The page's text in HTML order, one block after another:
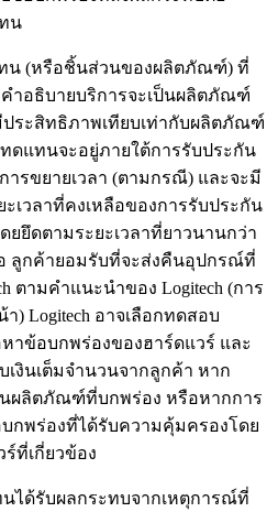
น
น (หรือชิ้นส่วนของผลิตภัณฑ์) ที่
ำอธิบายบริการจะเป็นผลิตภัณฑ์
ะสิทธิภาพเทียบเท่ากับผลิตภัณฑ์
แทนจะอยู่ภายใต้การรับประกัน
รขยายเวลา (ตามกรณี) และจะมี
เวลาที่คงเหลือของการรับประกัน
ยยึดตามระยะเวลาที่ยาวนานกว่า
ลูกค้ายอมรับที่จะส่งคืนอุปกรณ์ที่
ตามคำแนะนำของ Logitech (การ
) Logitech อาจเลือกทดสอบ
ข้อบกพร่องของฮาร์ดแวร์ และ
เงินเต็มจำนวนจากลูกค้า หาก
ผลิตภัณฑ์ที่บกพร่อง หรือหากการ
กพร่องที่ได้รับความคุ้มครองโดย
ที่เกี่ยวข้อง
ได้รับผลกระทบจากเหตุการณ์ที่